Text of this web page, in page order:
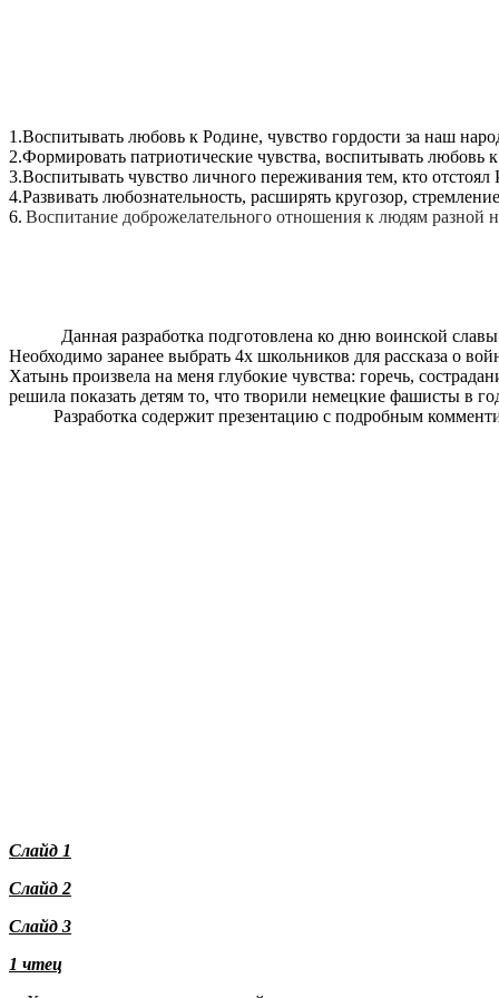
1.Воспитывать любовь к Родине, чувство гордости за наш
2.Формировать патриотические чувства, воспитывать любовь
3.Воспитывать чувство личного переживания тем, кто отстоял
4.Развивать любознательность, расширять кругозор,
6. Воспитание доброжелательного отношения к людям
Данная разработка подготовлена ко дню воинской
Необходимо заранее выбрать 4х школьников для рассказа о
Хатынь произвела на меня глубокие чувства: горечь,
решила показать детям то, что творили немецкие фашисты в
Разработка содержит презентацию с подробным
Слайд 1
Слайд 2
Слайд 3
1 чтец